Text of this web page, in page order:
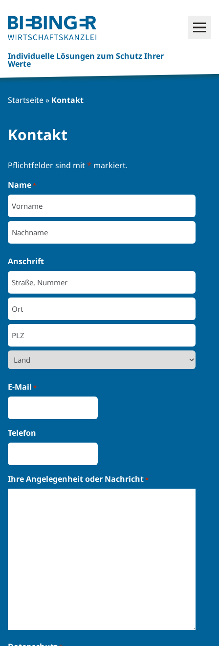
Click
here
go
back
to
Individuelle Lösungen zum Schutz Ihrer
Werte
Startseite» Kontakt
Kontakt
Pflichtfelder sind mit* markiert.
Name*
Vorname
Anschrift
Anschrift
Ort
PLZ
E-Mail *
Telefon
Ihre Angelegenheit oder Nachricht*